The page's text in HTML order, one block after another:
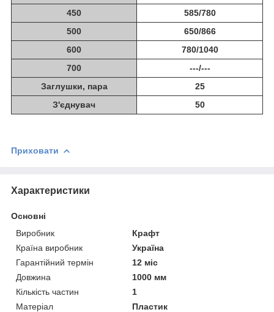
450
585/780
500
650/866
600
780/1040
700
---/---
Заглушки, пара
25
З'єднувач
50
Приховати
Характеристики
Основні
Виробник
Крафт
Країна виробник
Україна
Гарантійний термін
12 міс
Довжина
1000 мм
Кількість частин
1
Матеріал
Пластик